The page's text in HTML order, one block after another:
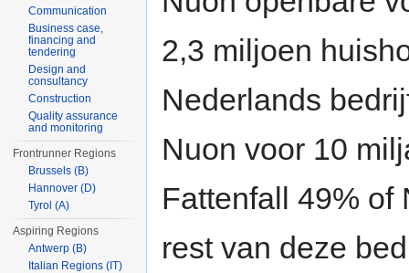
2,3 miljoen
Nederlands
Nuon voor 10
Fattenfall 49% of
rest van deze
Communication
Business case,
financing and
tendering
Design and
consultancy
Construction
Quality assurance
and monitoring
Frontrunner Regions
Brussels (B)
Hannover (D)
Tyrol (A)
Aspiring Regions
Antwerp (B)
Italian Regions (IT)